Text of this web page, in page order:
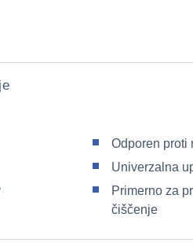
Odporen proti
Univerzalna
Primerno za
čiščenje